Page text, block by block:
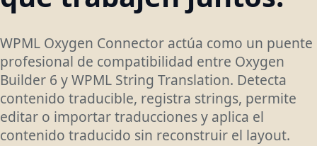
WPML Oxygen Connector actúa como un puente
profesional de compatibilidad entre Oxygen
Builder 6 y WPML String Translation. Detecta
contenido traducible, registra strings, permite
editar o importar traducciones y aplica el
contenido traducido sin reconstruir el layout.